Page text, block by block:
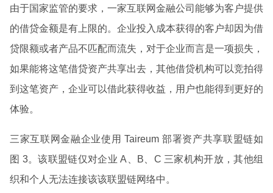
由于国家监管的要求，一家互联网金融公司能够为客户提供
的借贷金额是有上限的。企业投入成本获得的客户却因为借
贷限额或者产品不匹配而流失，对于企业而言是一项损失，
如果能将这笔借贷资产共享出去，其他借贷机构可以竞拍得
到这笔资产，企业可以借此获得收益，用户也能得到更好的
体验。
三家互联网金融企业使用 Taireum 部署资产共享联盟链如
图 3。该联盟链仅对企业 A、B、C 三家机构开放，其他组
织和个人无法连接该该联盟链网络中。